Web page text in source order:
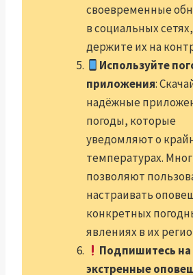
своевременные
в социальных
держите их на
Используйте
приложения:
надёжные
погоды, которые
уведомляют о
температурах.
позволяют
настраивать
конкретных
явлениях в их
Подпишитесь на
экстренные